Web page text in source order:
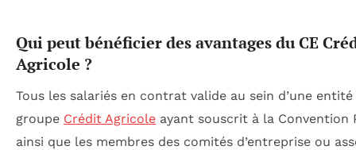
Qui peut bénéficier des avantages du CE
Agricole ?
Tous les salariés en contrat valide au sein d’une
groupe Crédit Agricole ayant souscrit à la Convention
ainsi que les membres des comités d’entreprise ou